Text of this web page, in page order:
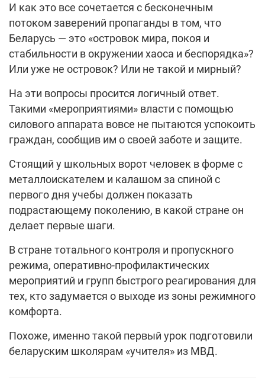
И как это все сочетается с бесконечным
потоком заверений пропаганды в том, что
Беларусь — это «островок мира, покоя и
стабильности в окружении хаоса и беспорядка»?
Или уже не островок? Или не такой и мирный?
На эти вопросы просится логичный ответ.
Такими «мероприятиями» власти с помощью
силового аппарата вовсе не пытаются успокоить
граждан, сообщив им о своей заботе и защите.
Стоящий у школьных ворот человек в форме с
металлоискателем и калашом за спиной с
первого дня учебы должен показать
подрастающему поколению, в какой стране он
делает первые шаги.
В стране тотального контроля и пропускного
режима, оперативно-профилактических
мероприятий и групп быстрого реагирования для
тех, кто задумается о выходе из зоны режимного
комфорта.
Похоже, именно такой первый урок подготовили
беларуским школярам «учителя» из МВД.